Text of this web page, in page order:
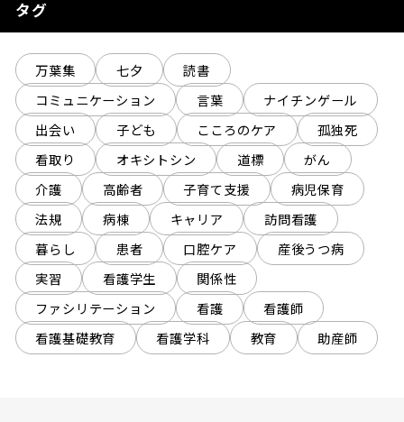
タグ
万葉集 七夕
読書
コミュニケーション
言葉
ナイチンゲール
出会い
子ども こころのケア
孤独死
看取り
オキシトシン 道標
がん
介護
高齢者 子育て支援
病児保育
法規
病棟 キャリア
訪問看護
暮らし
患者 口腔ケア
産後うつ病
実習
看護学生
関係性
ファシリテーション
看護
看護師
看護基礎教育
看護学科 教育 助産師